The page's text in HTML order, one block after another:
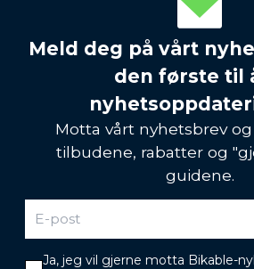
Meld deg på vårt
den første til
Motta vårt nyhetsbrev
tilbudene, rabatter og
guidene.
Ja, jeg vil gjerne motta Bikable-